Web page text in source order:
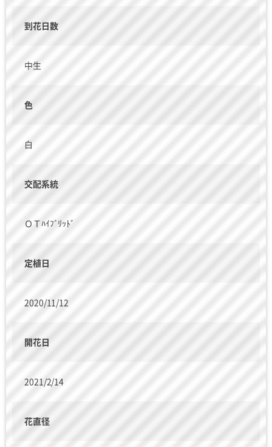
到花日数
中生
色
白
交配系統
ＯＴﾊｲﾌﾞﾘｯﾄﾞ
定植日
2020/11/12
開花日
2021/2/14
花直径